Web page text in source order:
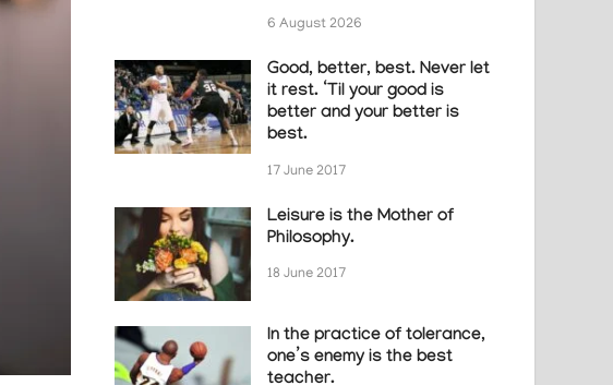
6 August 2026
Good, better, best. Never let
it rest. ‘Til your good is
better and your better is
best.
17 June 2017
Leisure is the Mother of
Philosophy.
18 June 2017
In the practice of tolerance,
one’s enemy is the best
teacher.